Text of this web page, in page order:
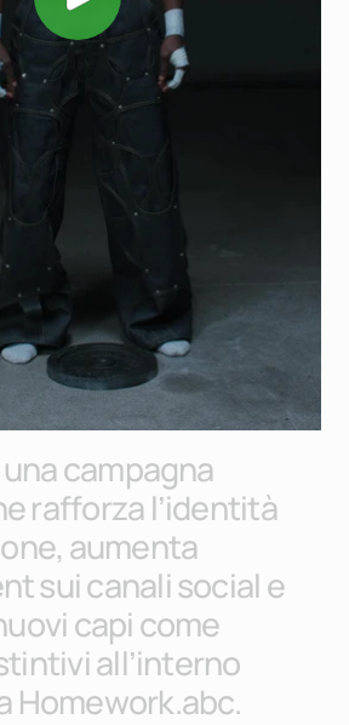
unacampagna
erafforzal’identità
one, aumenta
ntsuicanalisociale
uovicapicome
tintiviall’interno
Homework.abc.